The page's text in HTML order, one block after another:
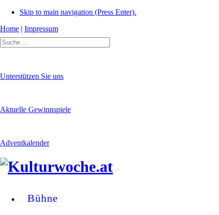
Skip to main navigation (Press Enter).
Home | Impressum
Unterstützen Sie uns
Aktuelle Gewinnspiele
Adventkalender
Bühne